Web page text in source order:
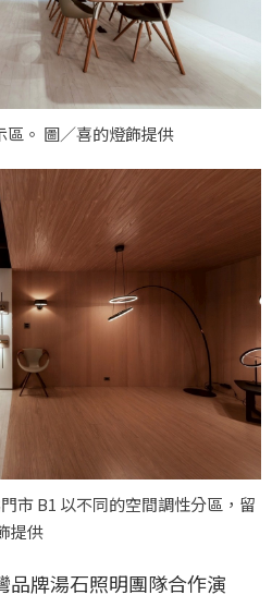
。 圖／喜的燈飾提供
市 B1 以不同的空間調性分區，留
提供
品牌湯石照明團隊合作演